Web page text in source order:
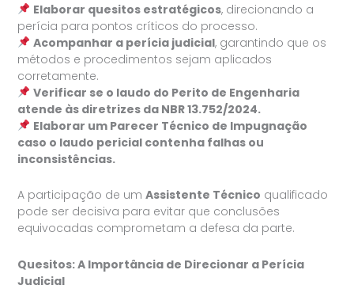
Elaborar quesitos estratégicos, direcionando a
perícia para pontos críticos do processo.
Acompanhar a perícia judicial, garantindo que os
métodos e procedimentos sejam aplicados
corretamente.
Verificar se o laudo do Perito de Engenharia
atende às diretrizes da NBR 13.752/2024.
Elaborar um Parecer Técnico de Impugnação
caso o laudo pericial contenha falhas ou
inconsistências.
A participação de umAssistente Técnico qualificado
pode ser decisiva para evitar que conclusões
equivocadas comprometam a defesa da parte.
Quesitos: A Importância de Direcionar a Perícia
Judicial